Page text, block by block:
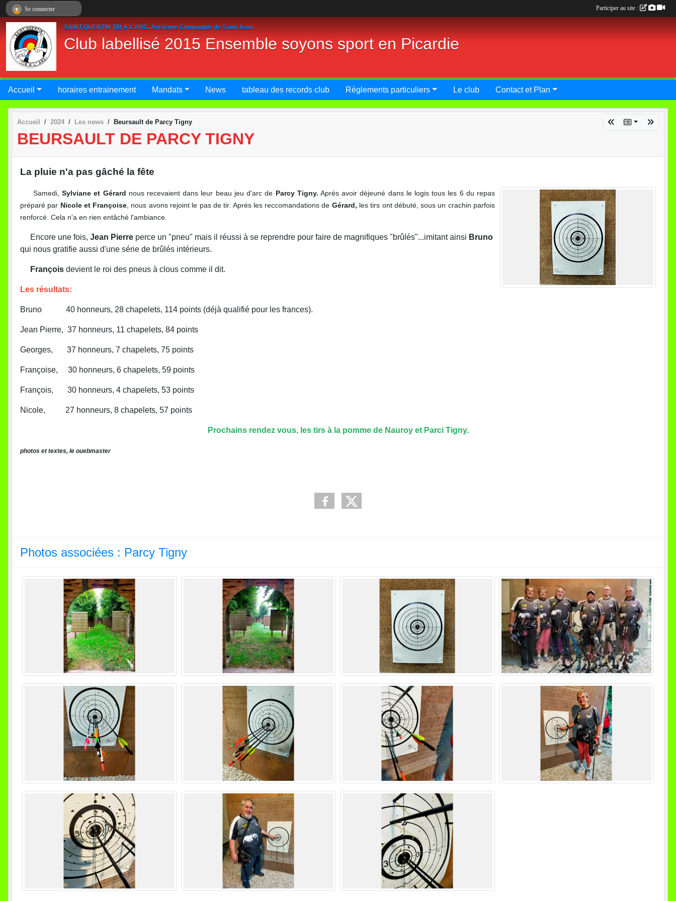
SAINT-QUENTIN TIR A L'ARC. Ancienne Compagnie de Saint Jean.
Club labellisé 2015 Ensemble soyons sport en Picardie
Accueil horaires entrainement Mandats News tableau des records club Règlements particuliers Le club Contact et Plan
Accueil 2024 Les news Beursault de Parcy Tigny
BEURSAULT DE PARCY TIGNY
La pluie n'a pas gâché la fête
Samedi, Sylviane et Gérard nous recevaient dans leur beau jeu d'arc de Parcy Tigny. Aprés avoir déjeuné dans le logis tous les 6 du repas
préparé par Nicole et Françoise , nous avons rejoint le pas de tir. Aprés les reccomandations de Gérard, les tirs ont débuté, sous un crachin parfois
renforcé. Cela n'a en rien entâché l'ambiance.
Encore une fois, Jean Pierre perce un "pneu" mais il réussi à se reprendre pour faire de magnifiques "brûlés"...imitant ainsi Bruno
qui nous gratifie aussi d'une série de brûlés intérieurs.
François devient le roi des pneus à clous comme il dit.
Les résultats:
Bruno 40 honneurs, 28 chapelets, 114 points (déjà qualifié pour les frances).
Jean Pierre, 37 honneurs, 11 chapelets, 84 points
Georges, 37 honneurs, 7 chapelets, 75 points
Françoise, 30 honneurs, 6 chapelets, 59 points
François, 30 honneurs, 4 chapelets, 53 points
Nicole, 27 honneurs, 8 chapelets, 57 points
Prochains rendez vous, les tirs à la pomme de Nauroy et Parci Tigny.
photos et textes, le ouebmaster
Photos associées : Parcy Tigny
Se connecter Participer au site :
Panneau de gestion des cookies